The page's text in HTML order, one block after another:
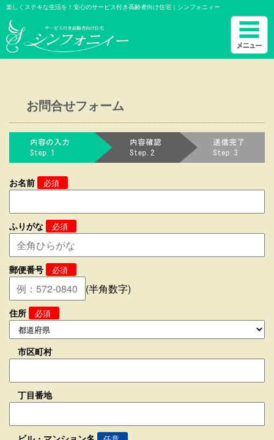
楽しくステキな生活を！安心のサービス付き高齢者向け住宅｜シンフォニィー
お問合せフォーム
お名前 必須
ふりがな 必須
郵便番号 必須
(半角数字)
住所 必須
市区町村
丁目番地